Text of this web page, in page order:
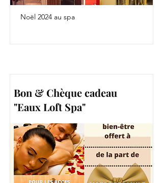
Noël 2024 au spa
Bon & Chèque cadeau
"Eaux Loft Spa"